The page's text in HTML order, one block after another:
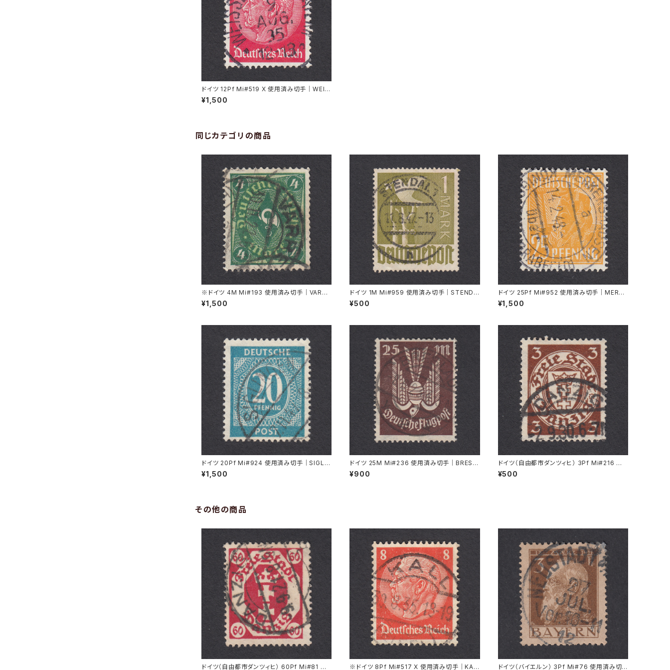
ドイツ 12Pf Mi#519 X 使用済み切手｜WEIS
SENBURG i. BAYERN 9.AUG.1935
¥1,500
同じカテゴリの商品
※ドイツ 4M Mi#193 使用済み切手｜VARRE
L 30.11.1922
¥1,500
ドイツ 1M Mi#959 使用済み切手｜STENDA
L 11.8.1947
¥500
ドイツ 25Pf Mi#952 使用済み切手｜MERKE
RSHAUSEN 14.2.1948
¥1,500
ドイツ 20Pf Mi#924 使用済み切手｜SIGLIN
GEN 7.11.1947
¥1,500
ドイツ 25M Mi#236 使用済み切手｜BRESL
AU 8.6.1923
¥900
ドイツ（自由都市ダンツィヒ） 3Pf Mi#216 使
用済み切手｜DANZIG 2.9.1930
¥500
その他の商品
ドイツ（自由都市ダンツィヒ） 60Pf Mi#81 使 ※ドイツ 8Pf Mi#517 X 使用済み切手｜KAL ドイツ（バイエルン） 3Pf Mi#76 使用済み切